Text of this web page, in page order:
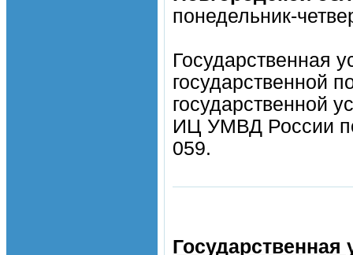
понедельник-
Государственная
государственной
государственной
ИЦ УМВД России
059.
Государственная